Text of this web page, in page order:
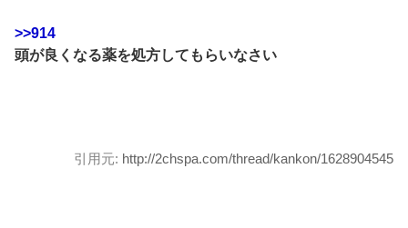
>>914
頭が良くなる薬を処方してもらいなさい
引用元: http://2chspa.com/thread/kankon/1628904545